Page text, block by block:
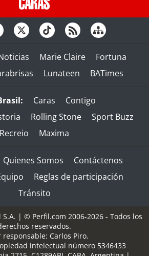
Marie Claire
Fortuna
Lunateen BATimes
Caras
Contigo
Rolling Stone
Sport Buzz
Recreio
Maxima
Quienes Somos
Contáctenos
Reglas de participación
Tránsito
| © Perfil.com 2006-2026 - Todos los
reservados.
responsable: Carlos Piro.
intelectual número 5346433